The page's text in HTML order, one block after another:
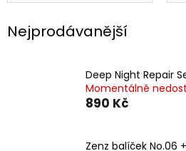
Nejprodávanější
Deep Night Repair
Momentálně
890 Kč
Zenz balíček No.06